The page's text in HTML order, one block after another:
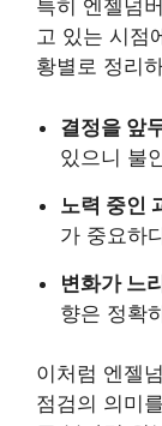
특히 엔젤넘
고 있는 시점
황별로 정리
결정을 앞
있으니 불
노력 중인
가 중요하
변화가 느
향은 정확
이처럼 엔젤
점검의 의미